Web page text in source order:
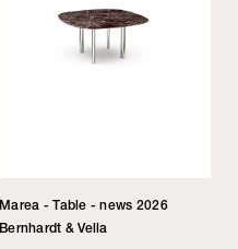
Marea - Table - news 2026
Bernhardt & Vella